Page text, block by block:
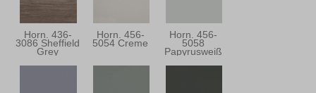
Horn. 436-
3086 Sheffield
Grey
Horn. 456-
5054 Creme
Horn. 456-
5058
Papyrusweiß